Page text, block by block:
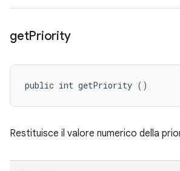
getPriority
public int getPriority ()
Restituisce il valore numerico della